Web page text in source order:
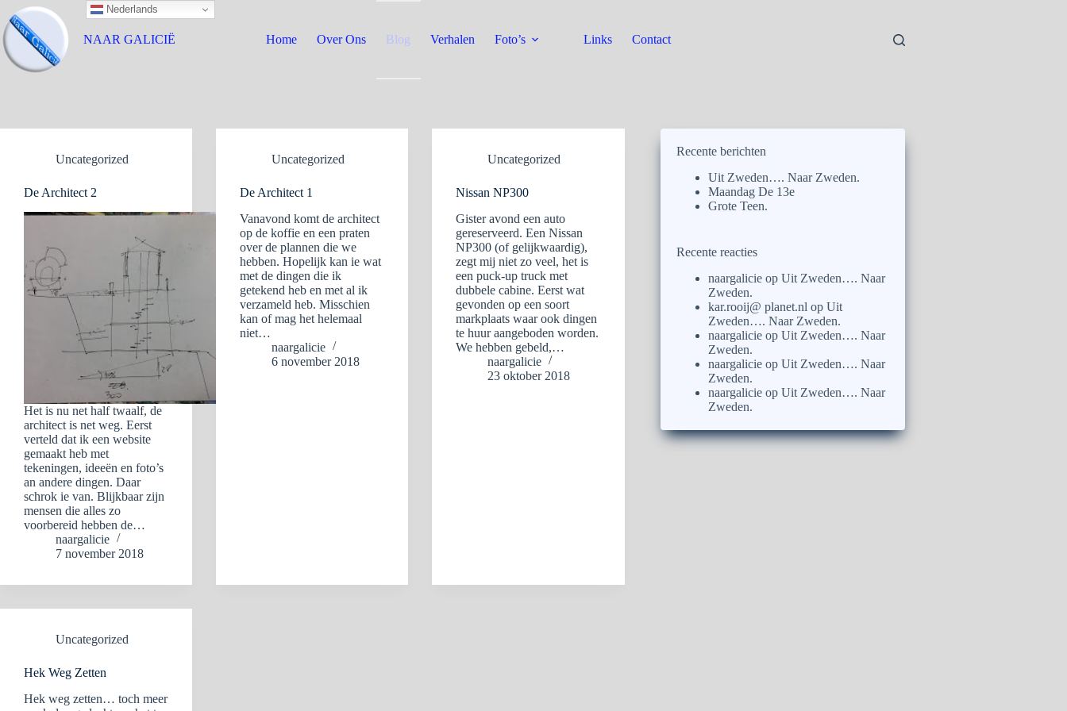
NAAR GALICIË Home Over Ons Blog Verhalen Foto’s Links Contact
Uncategorized
De Architect 2
Het is nu net half twaalf, de
architect is net weg. Eerst
verteld dat ik een website
gemaakt heb met
tekeningen, ideeën en foto’s
an andere dingen. Daar
schrok ie van. Blijkbaar zijn
mensen die alles zo
voorbereid hebben de…
naargalicie
7 november 2018
Uncategorized
De Architect 1
Vanavond komt de architect
op de koffie en een praten
over de plannen die we
hebben. Hopelijk kan ie wat
met de dingen die ik
getekend heb en met al ik
verzameld heb. Misschien
kan of mag het helemaal
niet…
naargalicie
6 november 2018
Uncategorized
Nissan NP300
Gister avond een auto
gereserveerd. Een Nissan
NP300 (of gelijkwaardig),
zegt mij niet zo veel, het is
een puck-up truck met
dubbele cabine. Eerst wat
gevonden op een soort
markplaats waar ook dingen
te huur aangeboden worden.
We hebben gebeld,…
naargalicie
23 oktober 2018
Uncategorized
Hek Weg Zetten
Hek weg zetten… toch meer
Recente berichten
Uit Zweden…. Naar Zweden.
Maandag De 13e
Grote Teen.
Recente reacties
naargalicie opUit Zweden…. Naar
Zweden.
kar.rooij@ planet.nl opUit
Zweden…. Naar Zweden.
naargalicie opUit Zweden…. Naar
Zweden.
naargalicie opUit Zweden…. Naar
Zweden.
naargalicie opUit Zweden…. Naar
Zweden.
Nederlands